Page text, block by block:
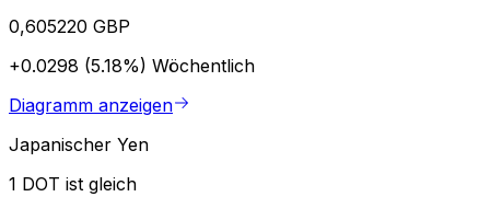
0,605220 GBP
+0.0298 (5.18%) Wöchentlich
Diagramm anzeigen
Japanischer Yen
1 DOT ist gleich